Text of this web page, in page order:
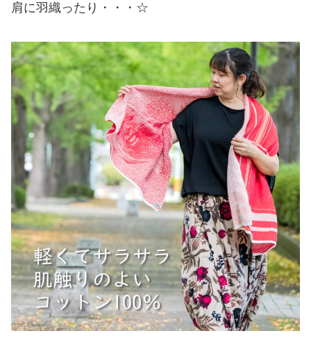
肩に羽織ったり・・・☆